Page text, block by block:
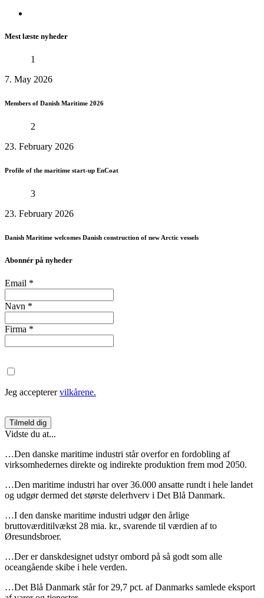
Mest læste nyheder
1
7. May 2026
Members of Danish Maritime 2026
2
23. February 2026
Profile of the maritime start-up EnCoat
3
23. February 2026
Danish Maritime welcomes Danish construction of new Arctic vessels
Abonnér på nyheder
Email *
Navn *
Firma *
Jeg accepterervilkårene.
Vidste du at...
…Den danske maritime industri står overfor en fordobling af
virksomhedernes direkte og indirekte produktion frem mod 2050.
…Den maritime industri har over 36.000 ansatte rundt i hele landet
og udgør dermed det største delerhverv i Det Blå Danmark.
…I den danske maritime industri udgør den årlige
bruttoværditilvækst 28 mia. kr., svarende til værdien af to
Øresundsbroer.
…Der er danskdesignet udstyr ombord på så godt som alle
oceangående skibe i hele verden.
…Det Blå Danmark står for 29,7 pct. af Danmarks samlede eksport